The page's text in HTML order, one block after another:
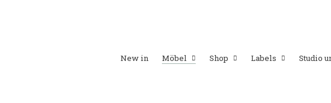
New in Möbel Shop Labels Studio